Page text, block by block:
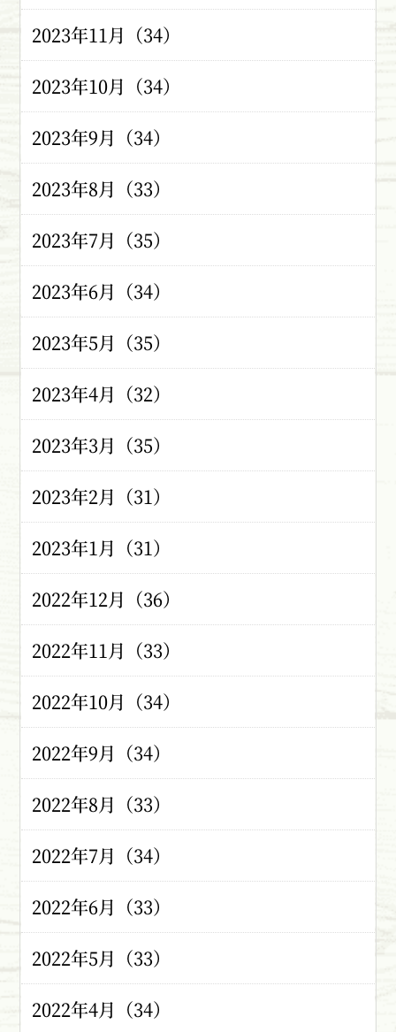
2023年11月（34）
2023年10月（34）
2023年9月（34）
2023年8月（33）
2023年7月（35）
2023年6月（34）
2023年5月（35）
2023年4月（32）
2023年3月（35）
2023年2月（31）
2023年1月（31）
2022年12月（36）
2022年11月（33）
2022年10月（34）
2022年9月（34）
2022年8月（33）
2022年7月（34）
2022年6月（33）
2022年5月（33）
2022年4月（34）